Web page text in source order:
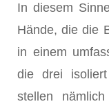
In diesem
Hände, die die
in einem
die drei
stellen